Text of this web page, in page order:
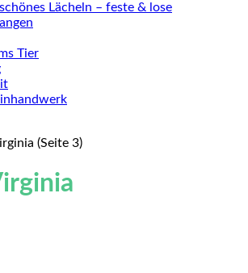
Lächeln – feste & lose
Tier
(Seite 3)